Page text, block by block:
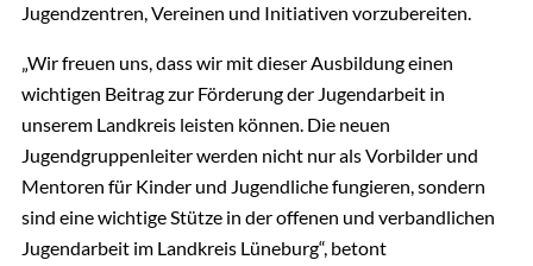
Jugendzentren, Vereinen und Initiativen vorzubereiten.
„Wir freuen uns, dass wir mit dieser Ausbildung einen
wichtigen Beitrag zur Förderung der Jugendarbeit in
unserem Landkreis leisten können. Die neuen
Jugendgruppenleiter werden nicht nur als Vorbilder und
Mentoren für Kinder und Jugendliche fungieren, sondern
sind eine wichtige Stütze in der offenen und verbandlichen
Jugendarbeit im Landkreis Lüneburg“, betont